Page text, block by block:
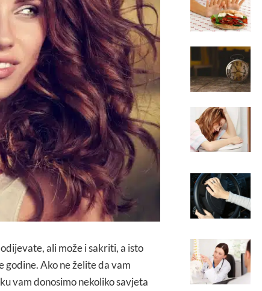
ali može i sakriti, a isto
godine. Ako ne želite da vam
vam donosimo nekoliko savjeta